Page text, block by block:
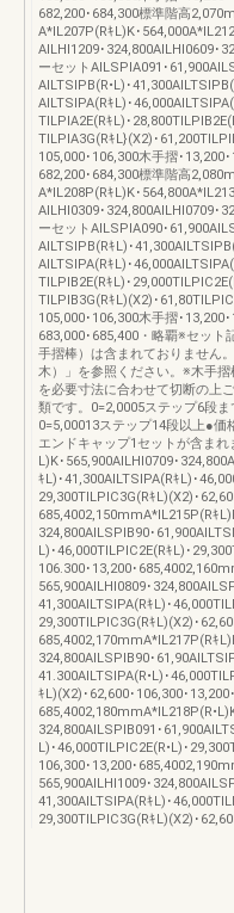
682,200･684,300標準階高
A*IL207P(RｷL)K･
AILHI1209･324,800AILHI0609･
ーセットAILSPIA091･
AILTSIPB(R•L)･
AILTSIPA(RｷL)･
TILPIA2E(RｷL)･
TILPIA3G(RｷL}(X2)･
105,000･106,300木手摺･13,200
682,200･684,300標準階高
A*IL208P(RｷL)K･
AILHI0309･324,800AILHI0709･
ーセットAILSPIA090･
AILTSIPB(RｷL)･
AILTSIPA(RｷL)･
TILPIB2E(RｷL)･
TILPIB3G(RｷL)(X2)･
105,000･106,300木手摺･13,200
683,000･685,400・略覇※セット
手摺棒）は含まれておりません
木）」を参照ください。※木手
を必要寸法に合わせて切断の上
類です。0=2,0005ステップ6段
0=5,00013ステップ14段以上●価
エンドキャップ1セットが含ま
L)K･565,900AILHI0709･
ｷL)･41,300AILTSIPA(RｷL)･
29,300TILPIC3G(RｷL)(X2)･
685,4002,150mmA*IL215P(Rｷ
324,800AILSPIB90･
L)･46,000TILPIC2E(RｷL)･
106.300･13,200･
565,900AILHI0809･
41,300AILTSIPA(RｷL)･
29,300TILPIC3G(RｷL)(X2)･
685,4002,170mmA*IL217P(Rｷ
324,800AILSPIB90･
41.300AILTSIPA(R•L)･
ｷL)(X2)･62,600･106,300･13,200･
324,800AILSPIB091･
L)･46,000TILPIC2E(R•L)･
106,300･13,200･
565,900AILHI1009･
41,300AILTSIPA(RｷL)･
29,300TILPIC3G(RｷL)(X2)･